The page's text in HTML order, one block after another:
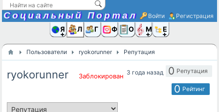
Социальный Портал Войти Регистрация
Я иЛюди
Группы
Фото Ещё
Пользователи ryokorunner Репутация
ryokorunner Заблокирован 3 года назад 0 Репутация
0 Рейтинг